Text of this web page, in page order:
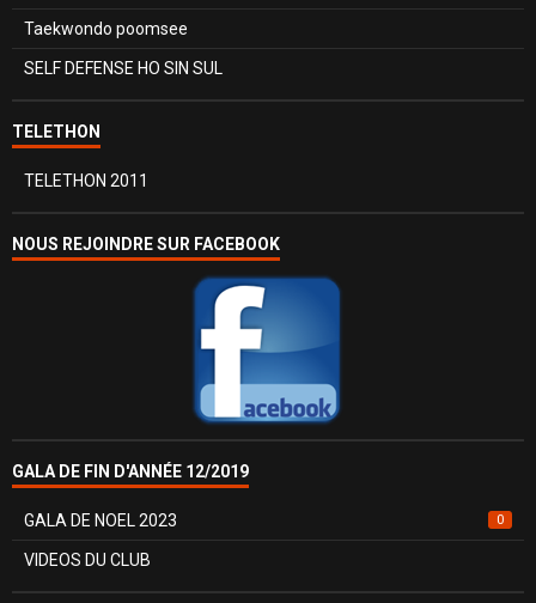
Taekwondo poomsee
SELF DEFENSE HO SIN SUL
TELETHON
TELETHON 2011
NOUS REJOINDRE SUR FACEBOOK
GALA DE FIN D'ANNÉE 12/2019
GALA DE NOEL 2023 0
VIDEOS DU CLUB